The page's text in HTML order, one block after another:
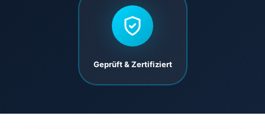
Geprüft & Zertifiziert